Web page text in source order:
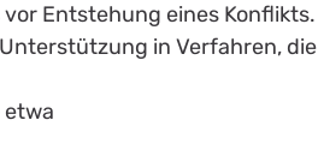
Entstehung eines Konflikts.
in Verfahren, die
etwa